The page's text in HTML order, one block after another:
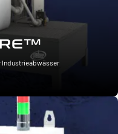
Industrieabwässer